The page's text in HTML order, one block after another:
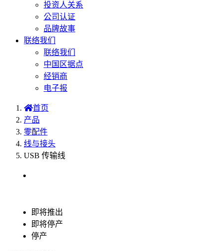
投资人关系
公司认证
品牌故事
联络我们
联络我们
中国区据点
经销商
电子报
首页
产品
零配件
线与接头
USB 传输线
即将推出
即将停产
停产